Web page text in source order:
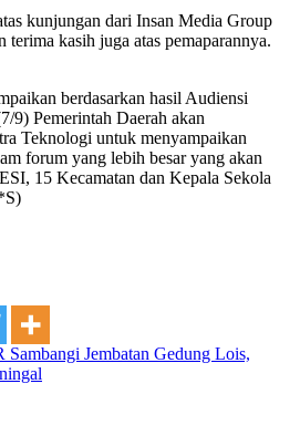
kunjungan dari Insan Media Group
kasih juga atas pemaparannya.
berdasarkan hasil Audiensi
9) Pemerintah Daerah akan
Teknologi untuk menyampaikan
forum yang lebih besar yang akan
15 Kecamatan dan Kepala Sekola
Sambangi Jembatan Gedung Lois,